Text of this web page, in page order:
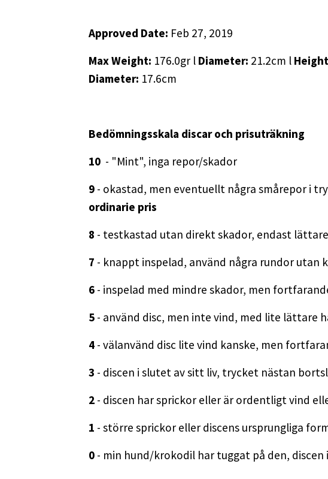
Approved Date: Feb 27, 2019
Max Weight: 176.0gr l Diameter: 21.2cm l
Diameter: 17.6cm
Bedömningsskala discar och prisuträkning
10 - "Mint", inga repor/skador
9 - okastad, men eventuellt några smårepor i
ordinarie pris
8 - testkastad utan direkt skador, endast
7 - knappt inspelad, använd några rundor utan
6 - inspelad med mindre skador, men
5 - använd disc, men inte vind, med lite lättare
4 - välanvänd disc lite vind kanske, men
3 - discen i slutet av sitt liv, trycket nästan
2 - discen har sprickor eller är ordentligt vind
1 - större sprickor eller discens ursprungliga
0 - min hund/krokodil har tuggat på den, discen